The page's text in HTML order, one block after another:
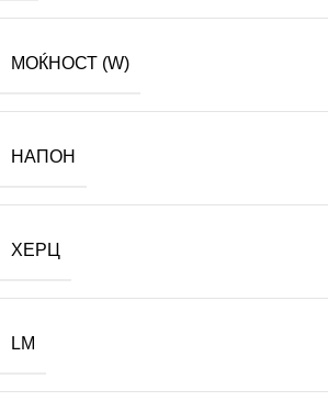
МОЌНОСТ (W)
НАПОН
ХЕРЦ
LM